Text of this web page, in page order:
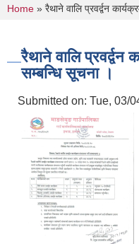
You are here
Home » रैथाने वालि प्रवर्द्वन
रैथाने वालि प्रवर्द्वन
सम्बन्धि सूचना ।
Submitted on: Tue, 03/